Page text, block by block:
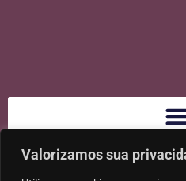
Valorizamos sua